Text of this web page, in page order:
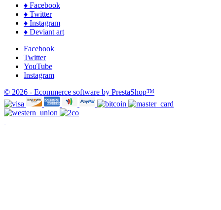
♦ Facebook
♦ Twitter
♦ Instagram
♦ Deviant art
Facebook
Twitter
YouTube
Instagram
© 2026 - Ecommerce software by PrestaShop™